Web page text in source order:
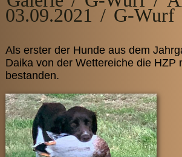
03.09.2021 / G-Wurf
Als erster der Hunde aus dem
Daika von der Wettereiche die HZP
bestanden.